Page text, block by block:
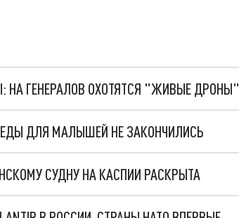
НА ГЕНЕРАЛОВ ОХОТЯТСЯ "ЖИВЫЕ ДРОНЫ"
ДЛЯ МАЛЫШЕЙ НЕ ЗАКОНЧИЛИСЬ
СУДНУ НА КАСПИИ РАСКРЫТА